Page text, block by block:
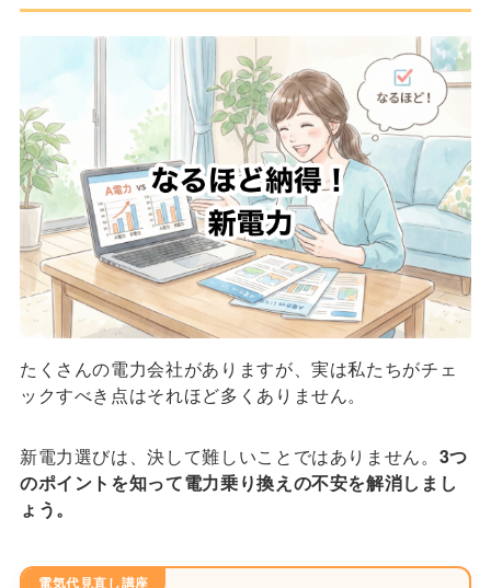
たくさんの電力会社がありますが、実は私たちがチェ
ックすべき点はそれほど多くありません。
新電力選びは、決して難しいことではありません。 3つ
のポイントを知って電力乗り換えの不安を解消しまし
ょう。
電気代見直し講座